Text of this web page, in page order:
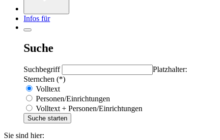
Infos für
Suche
Suchbegriff
Platzhalter:
Sternchen (*)
Volltext
Personen/Einrichtungen
Volltext + Personen/Einrichtungen
Sie sind hier: